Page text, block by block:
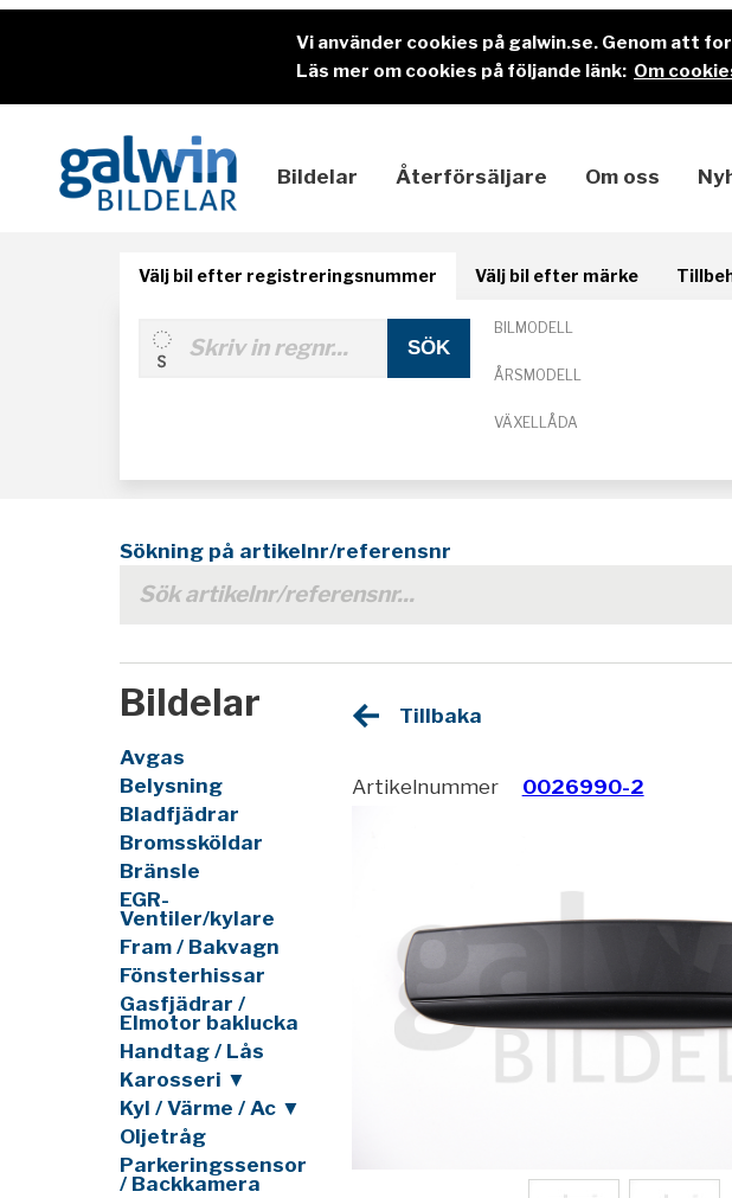
Vi använder cookies på galwin.se. Genom att
Läs mer om cookies på följande länk: Om
Bildelar Återförsäljare Om oss
Välj bil efter registreringsnummer Välj bil efter märke
BILMODELL
ÅRSMODELL
VÄXELLÅDA
Sökning på artikelnr/referensnr
Bildelar
Avgas
Belysning
Bladfjädrar
Bromssköldar
Bränsle
EGR-
Ventiler/kylare
Fram / Bakvagn
Fönsterhissar
Gasfjädrar /
Elmotor baklucka
Handtag / Lås
Karosseri ▼
Kyl / Värme / Ac ▼
Oljetråg
Parkeringssensor
/ Backkamera
Tillbaka
Artikelnummer 0026990-2